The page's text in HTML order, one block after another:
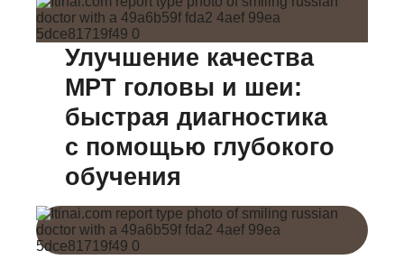
Улучшение качества
МРТ головы и шеи:
быстрая диагностика
с помощью глубокого
обучения